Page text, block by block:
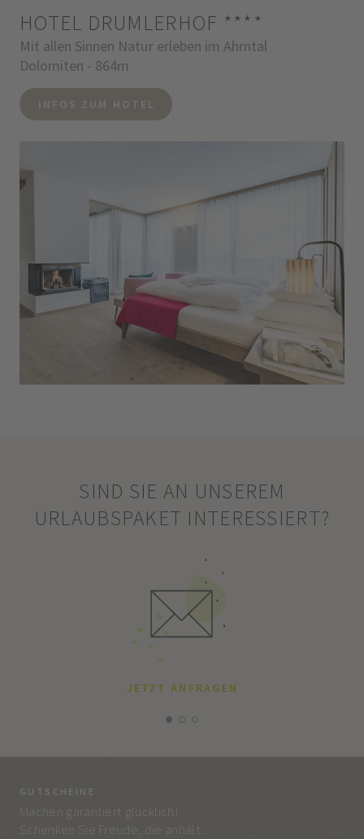
HOTEL DRUMLERHOF ****
Mit allen Sinnen Natur erleben im Ahrntal
Dolomiten - 864m
INFOS ZUM HOTEL
SIND SIE AN UNSEREM
URLAUBSPAKET INTERESSIERT?
JETZT ANFRAGEN
GUTSCHEINE
Machen garantiert glücklich!
Schenken Sie Freude, die anhält.